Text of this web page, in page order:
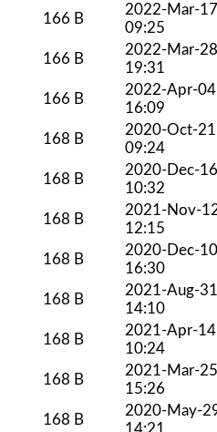
166 B
2022-Mar-17
09:25
166 B
2022-Mar-28
19:31
166 B
2022-Apr-04
16:09
168 B
2020-Oct-21
09:24
168 B
2020-Dec-16
10:32
168 B
2021-Nov-
12:15
168 B
2020-Dec-10
16:30
168 B
2021-Aug-31
14:10
168 B
2021-Apr-14
10:24
168 B
2021-Mar-25
15:26
168 B
2020-May-
14:21